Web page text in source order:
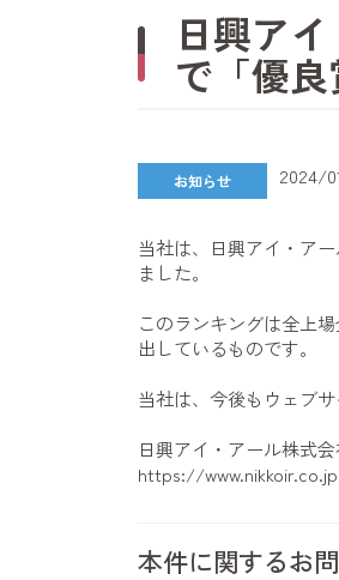
日興ア
で「優良
お知らせ 2024/
当社は、日興アイ・ア
ました。
このランキングは全上
出しているものです。
当社は、今後もウェブ
日興アイ・アール株式
https://
本件に関するお